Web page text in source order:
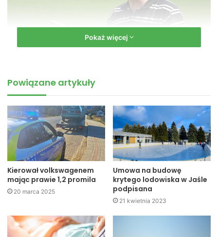
nz. Robert Podkulski, dotychczasowy trener (fot. Przemysław
Janas, Jaslonet.pl)
A oto co sam Robert Podkulski powiedział po rezygnacji z
funkcji trenera JKS Czarnych Jasło:Chciałbym serdecznie
podziękować całej drużynie za wspaniałe chwile, walkę i
determinację oraz za sukces jakim było utrzymanie IV ligi.
W Naszej grze coś jednak się zacięło i drużyna nie
wykorzystuje swojego potencjału na jaki ją stać. Chciałbym
również podziękować swoim współpracownikom:
Antoniemu Wanatowi, Januszowi Jamule, Jurkowi
wsparcie. Następcy życzę zwycięstw.
Pokaż więcej
Powiązane artykuły
Kierował volkswagenem
mając prawie 1,2 promila
20 marca 2025
Umowa na budowę
krytego lodowiska w Jaśle
podpisana
21 kwietnia 2023